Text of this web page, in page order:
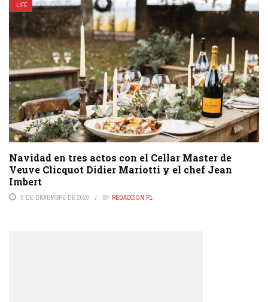
LIFE
Navidad en tres actos con el Cellar Master de
Veuve Clicquot Didier Mariotti y el chef Jean
Imbert
5 DE DICIEMBRE DE 2020 BY REDACCIÓN P1